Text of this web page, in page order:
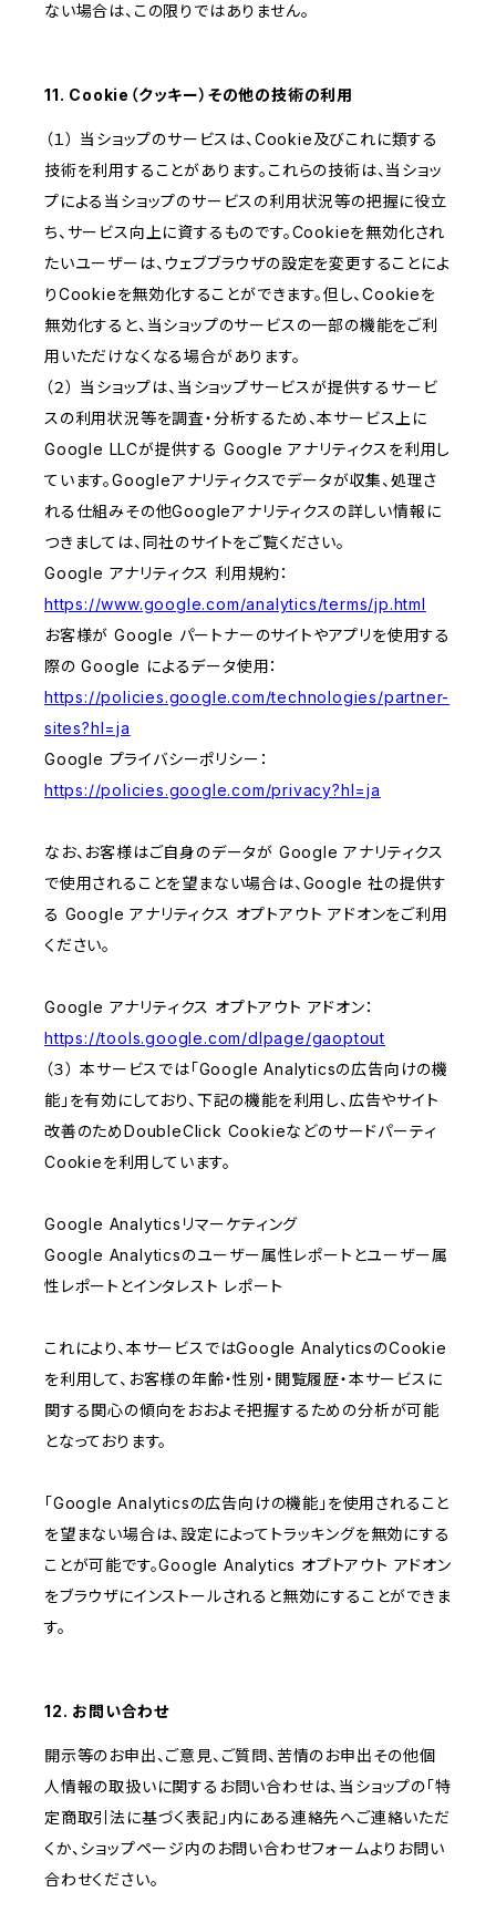
ない場合は、この限りではありません。
11. Cookie（クッキー）その他の技術の利用
（１） 当ショップのサービスは、Cookie及びこれに類する
技術を利用することがあります。これらの技術は、当ショッ
プによる当ショップのサービスの利用状況等の把握に役立
ち、サービス向上に資するものです。Cookieを無効化され
たいユーザーは、ウェブブラウザの設定を変更することによ
りCookieを無効化することができます。但し、Cookieを
無効化すると、当ショップのサービスの一部の機能をご利
用いただけなくなる場合があります。
（２） 当ショップは、当ショップサービスが提供するサービ
スの利用状況等を調査・分析するため、本サービス上に
Google LLCが提供する Google アナリティクスを利用し
ています。Googleアナリティクスでデータが収集、処理さ
れる仕組みその他Googleアナリティクスの詳しい情報に
つきましては、同社のサイトをご覧ください。
Google アナリティクス 利用規約：
https://www.google.com/analytics/terms/jp.html
お客様が Google パートナーのサイトやアプリを使用する
際の Google によるデータ使用：
https://policies.google.com/technologies/partner-
sites?hl=ja
Google プライバシーポリシー：
https://policies.google.com/privacy?hl=ja
なお、お客様はご自身のデータが Google アナリティクス
で使用されることを望まない場合は、Google 社の提供す
る Google アナリティクス オプトアウト アドオンをご利用
ください。
Google アナリティクス オプトアウト アドオン：
https://tools.google.com/dlpage/gaoptout
（３） 本サービスでは「Google Analyticsの広告向けの機
能」を有効にしており、下記の機能を利用し、広告やサイト
改善のためDoubleClick Cookieなどのサードパーティ
Cookieを利用しています。
Google Analyticsリマーケティング
Google Analyticsのユーザー属性レポートとユーザー属
性レポートとインタレスト レポート
これにより、本サービスではGoogle AnalyticsのCookie
を利用して、お客様の年齢・性別・閲覧履歴・本サービスに
関する関心の傾向をおおよそ把握するための分析が可能
となっております。
「Google Analyticsの広告向けの機能」を使用されること
を望まない場合は、設定によってトラッキングを無効にする
ことが可能です。Google Analytics オプトアウト アドオン
をブラウザにインストールされると無効にすることができま
す。
12. お問い合わせ
開示等のお申出、ご意見、ご質問、苦情のお申出その他個
人情報の取扱いに関するお問い合わせは、当ショップの「特
定商取引法に基づく表記」内にある連絡先へご連絡いただ
くか、ショップページ内のお問い合わせフォームよりお問い
合わせください。